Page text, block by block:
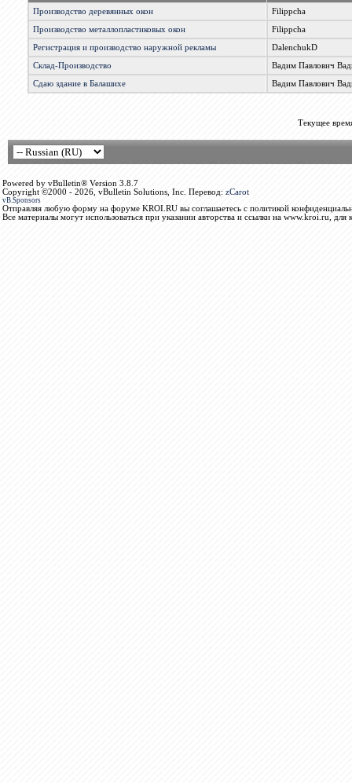
Производство деревянных окон
Filippcha
Производство металлопластиковых окон Filippcha
Регистрация и производство наружной рекламы DalenchukD
Склад-Производство Вадим Павлович
Сдаю здание в Балашихе Вадим Павлович
Текущее
Powered by vBulletin® Version 3.8.7
Copyright ©2000 - 2026, vBulletin Solutions, Inc. Перевод: zCarot
vB.Sponsors
Отправляя любую форму на форуме KROI.RU вы соглашаетесь с политикой
Все материалы могут использоваться при указании авторства и ссылки на www.kroi.ru, для